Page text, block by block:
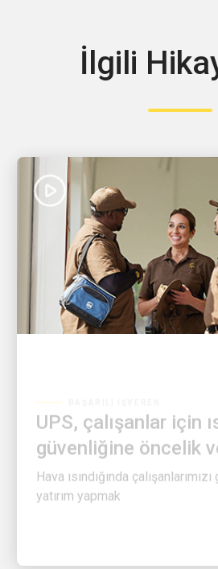
İlgili
güvenliğine öncelik
Hava ısındığında
yatırım yapmak